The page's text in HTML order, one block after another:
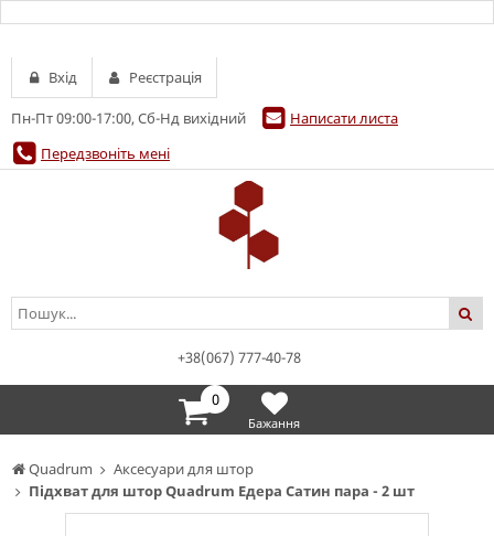
Quadrum
Аксесуари для штор
Підхват для штор Quadrum Едера Сатин пара - 2 шт
Пн-Пт 09:00-17:00, Сб-Нд вихідний
Написати листа
Передзвоніть мені
Вхід Реєстрація
+38(067) 777-40-78
0
Бажання